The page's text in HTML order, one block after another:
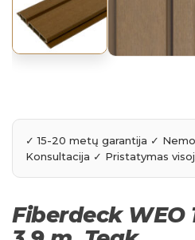
Fiberdeck WEO